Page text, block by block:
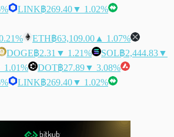
LINK฿269.40▼ 1.02%
ETH฿63,109.00 ▲ 1.07%
DOGE฿2.31 ▼ 1.21% SOL฿2,444.83▼
1.01% DOT฿27.89▼ 3.08%
LINK฿269.40▼ 1.02%